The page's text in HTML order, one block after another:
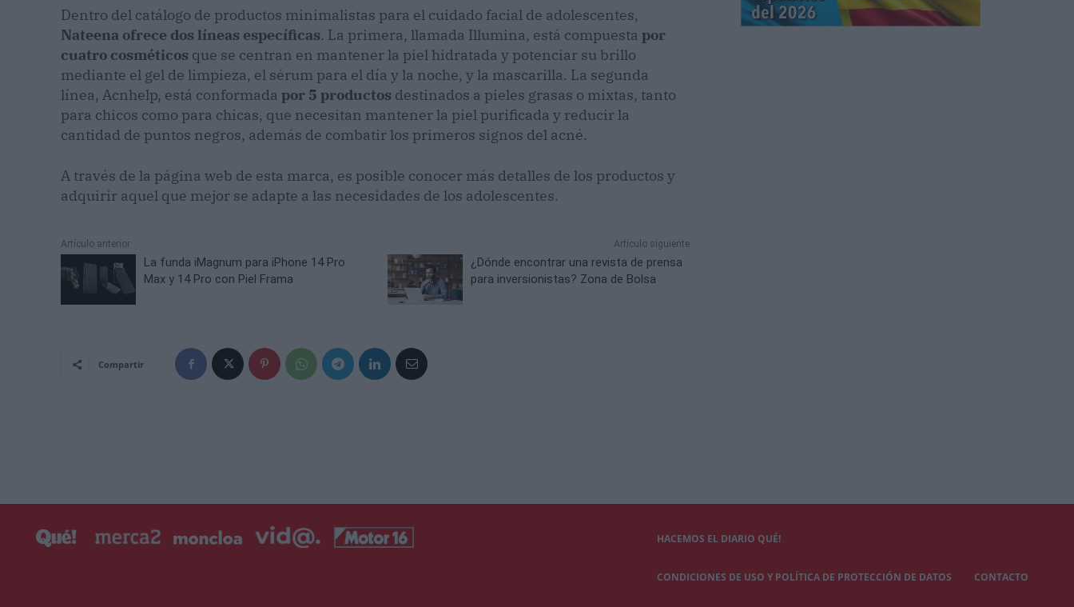
Dentro del catálogo de productos minimalistas para el cuidado facial de adolescentes,
Nateena ofrece dos líneas específicas. La primera, llamada Illumina, está compuesta por
cuatro cosméticos que se centran en mantener la piel hidratada y potenciar su brillo
mediante el gel de limpieza, el sérum para el día y la noche, y la mascarilla. La segunda
línea, Acnhelp, está conformada por 5 productos destinados a pieles grasas o mixtas, tanto
para chicos como para chicas, que necesitan mantener la piel purificada y reducir la
cantidad de puntos negros, además de combatir los primeros signos del acné.
A través de la página web de esta marca, es posible conocer más detalles de los productos y
adquirir aquel que mejor se adapte a las necesidades de los adolescentes.
Artículo anterior
La funda iMagnum para iPhone 14 Pro
Max y 14 Pro con Piel Frama
Artículo siguiente
¿Dónde encontrar una revista de prensa
para inversionistas? Zona de Bolsa
Compartir
HACEMOS EL DIARIO QUÉ!
CONDICIONES DE USO Y POLÍTICA DE PROTECCIÓN DE DATOS CONTACTO